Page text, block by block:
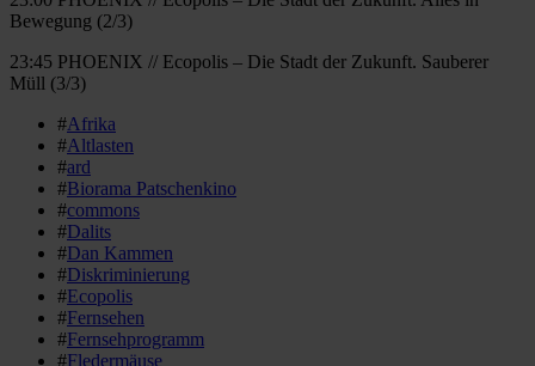
Bewegung (2/3)
23:45 PHOENIX // Ecopolis – Die Stadt der Zukunft. Sauberer
Müll (3/3)
#Afrika
#Altlasten
#ard
#Biorama Patschenkino
#commons
#Dalits
#Dan Kammen
#Diskriminierung
#Ecopolis
#Fernsehen
#Fernsehprogramm
#Fledermäuse